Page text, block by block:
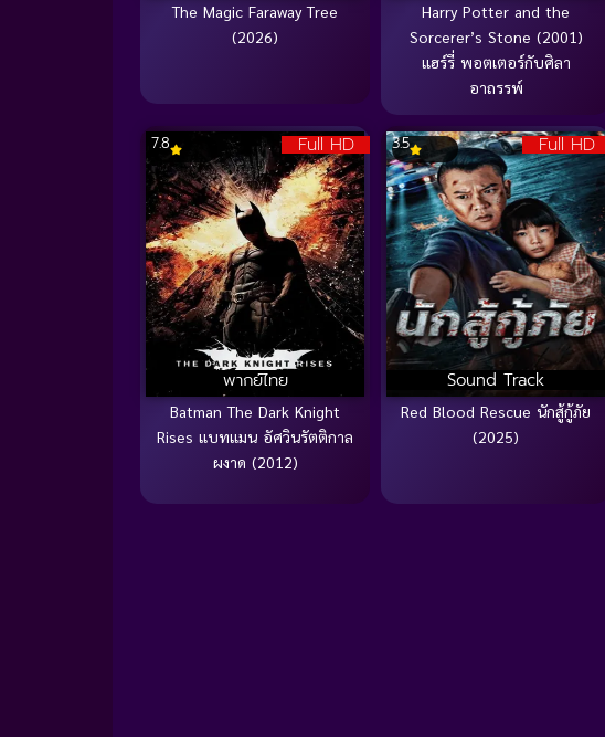
The Magic Faraway Tree
(2026)
Harry Potter and the
Sorcerer’s Stone (2001)
แฮร์รี่ พอตเตอร์กับศิลา
อาถรรพ์
Full HD
พากย์ไทย
7.8
Batman The Dark Knight
Rises แบทแมน อัศวินรัตติกาล
ผงาด (2012)
Full HD
Sound Track
3.5
Red Blood Rescue นักสู้กู้ภัย
(2025)